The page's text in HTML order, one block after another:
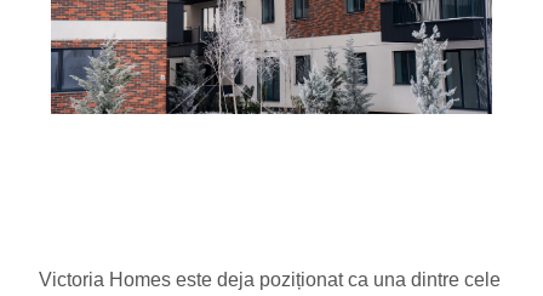
Victoria Homes este deja poziționat ca una dintre cele